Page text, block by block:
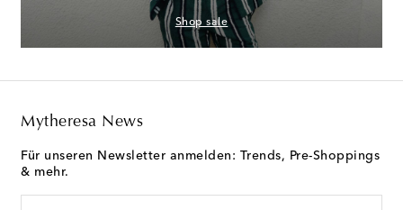
Shop sale
Mytheresa News
Für unseren Newsletter anmelden: Trends, Pre-Shoppings
& mehr.